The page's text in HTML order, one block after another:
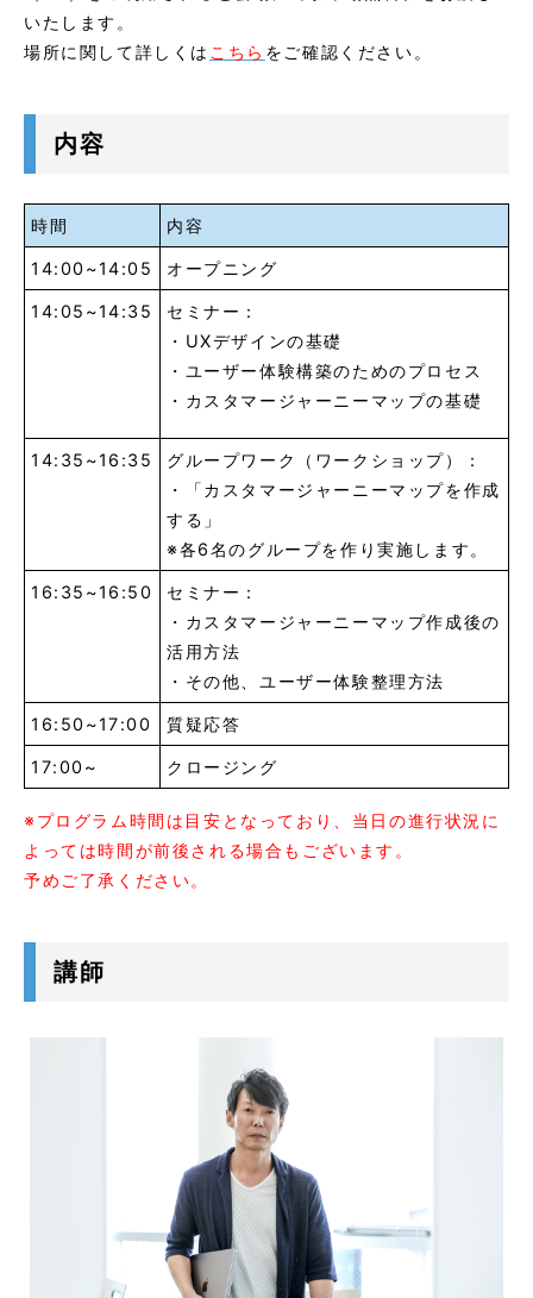
いたします。
場所に関して詳しくは こちら をご確認ください。
内容
時間 内容
14:00~14:05 オープニング
14:05~14:35
セミナー：
・UXデザインの基礎
・ユーザー体験構築のためのプロセス
・カスタマージャーニーマップの基礎
14:35~16:35
グループワーク（ワークショップ）：
・「カスタマージャーニーマップを作成
する」
※各6名のグループを作り実施します。
16:35~16:50
セミナー：
・カスタマージャーニーマップ作成後の
活用方法
・その他、ユーザー体験整理方法
16:50~17:00 質疑応答
17:00~ クロージング
※プログラム時間は目安となっており、当日の進行状況に
よっては時間が前後される場合もございます。
予めご了承ください。
講師